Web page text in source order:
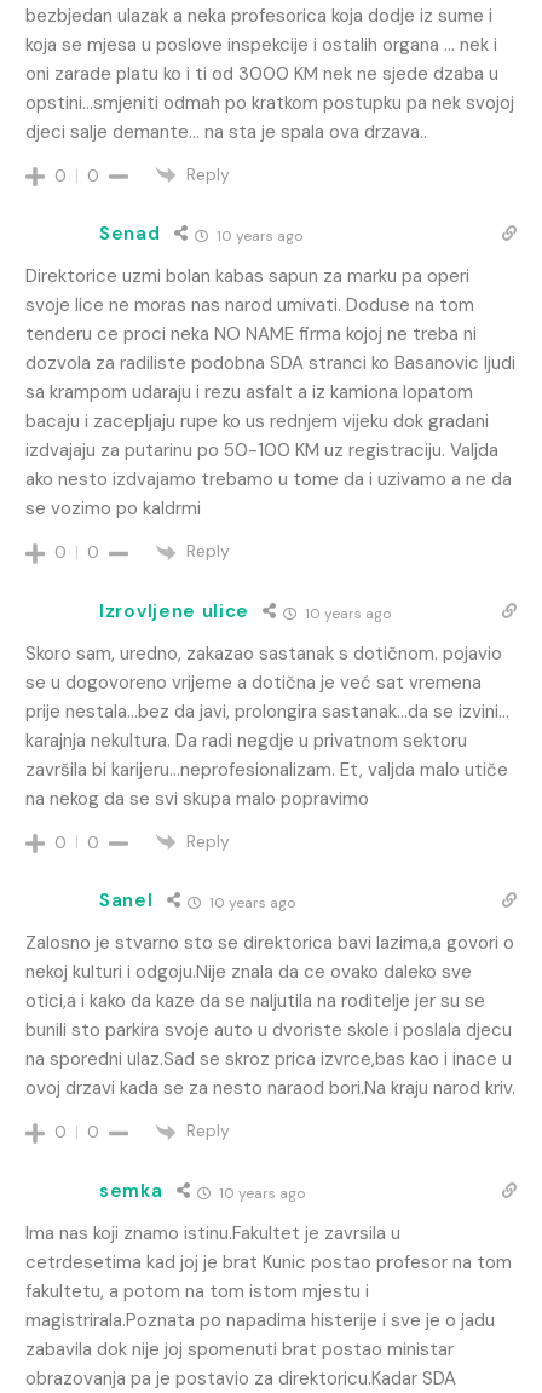
bezbjedan ulazak a neka profesorica koja dodje iz sume i
koja se mjesa u poslove inspekcije i ostalih organa … nek i
oni zarade platu ko i ti od 3000 KM nek ne sjede dzaba u
opstini…smjeniti odmah po kratkom postupku pa nek svojoj
djeci salje demante… na sta je spala ova drzava..
0 0 Reply
Senad 10 years ago
Direktorice uzmi bolan kabas sapun za marku pa operi
svoje lice ne moras nas narod umivati. Doduse na tom
tenderu ce proci neka NO NAME firma kojoj ne treba ni
dozvola za radiliste podobna SDA stranci ko Basanovic ljudi
sa krampom udaraju i rezu asfalt a iz kamiona lopatom
bacaju i zacepljaju rupe ko us rednjem vijeku dok gradani
izdvajaju za putarinu po 50-100 KM uz registraciju. Valjda
ako nesto izdvajamo trebamo u tome da i uzivamo a ne da
se vozimo po kaldrmi
0 0 Reply
Izrovljene ulice 10 years ago
Skoro sam, uredno, zakazao sastanak s dotičnom. pojavio
se u dogovoreno vrijeme a dotična je već sat vremena
prije nestala…bez da javi, prolongira sastanak…da se izvini…
karajnja nekultura. Da radi negdje u privatnom sektoru
završila bi karijeru…neprofesionalizam. Et, valjda malo utiče
na nekog da se svi skupa malo popravimo
0 0 Reply
Sanel 10 years ago
Zalosno je stvarno sto se direktorica bavi lazima,a govori o
nekoj kulturi i odgoju.Nije znala da ce ovako daleko sve
otici,a i kako da kaze da se naljutila na roditelje jer su se
bunili sto parkira svoje auto u dvoriste skole i poslala djecu
na sporedni ulaz.Sad se skroz prica izvrce,bas kao i inace u
ovoj drzavi kada se za nesto naraod bori.Na kraju narod kriv.
0 0 Reply
semka 10 years ago
Ima nas koji znamo istinu.Fakultet je zavrsila u
cetrdesetima kad joj je brat Kunic postao profesor na tom
fakultetu, a potom na tom istom mjestu i
magistrirala.Poznata po napadima histerije i sve je o jadu
zabavila dok nije joj spomenuti brat postao ministar
obrazovanja pa je postavio za direktoricu.Kadar SDA